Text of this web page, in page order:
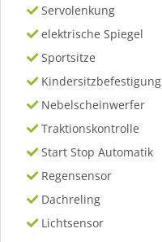
Servolenkung
elektrische Spiegel
Sportsitze
Kindersitzbefestigung
Nebelscheinwerfer
Traktionskontrolle
Start Stop Automatik
Regensensor
Dachreling
Lichtsensor